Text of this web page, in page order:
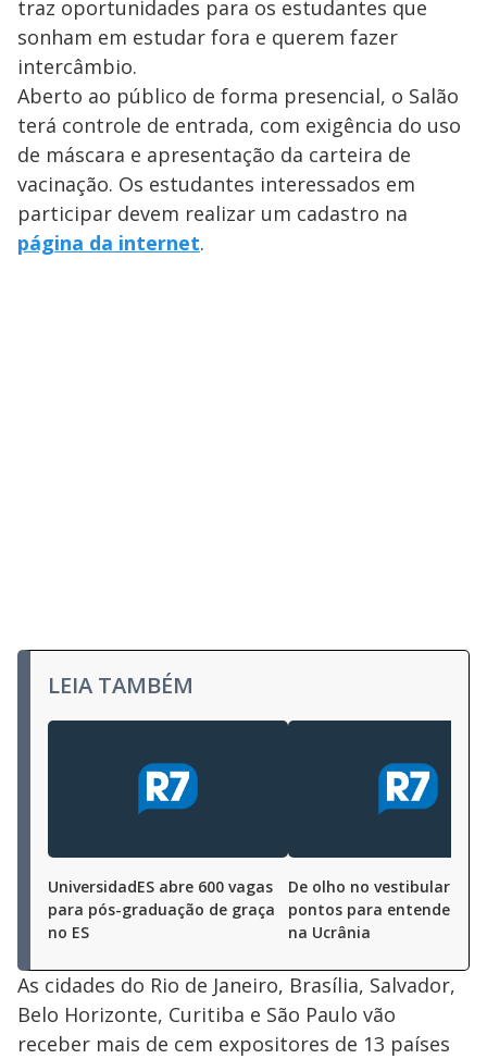
traz oportunidades para os estudantes que
sonham em estudar fora e querem fazer
intercâmbio.
Aberto ao público de forma presencial, o Salão
terá controle de entrada, com exigência do uso
de máscara e apresentação da carteira de
vacinação. Os estudantes interessados em
participar devem realizar um cadastro na
página da internet.
LEIA TAMBÉM
UniversidadES abre 600 vagas
para pós-graduação de graça
no ES
De olho no vestibular:
pontos para entender a
na Ucrânia
As cidades do Rio de Janeiro, Brasília, Salvador,
Belo Horizonte, Curitiba e São Paulo vão
receber mais de cem expositores de 13 países